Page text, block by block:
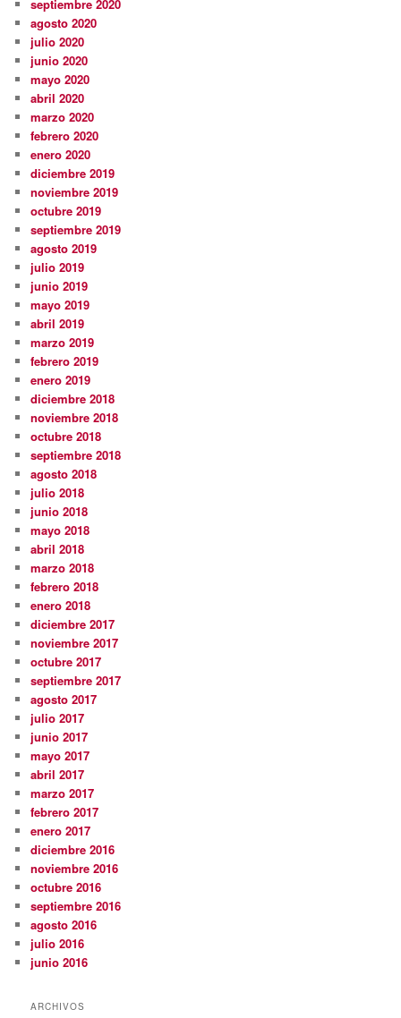
septiembre 2020
agosto 2020
julio 2020
junio 2020
mayo 2020
abril 2020
marzo 2020
febrero 2020
enero 2020
diciembre 2019
noviembre 2019
octubre 2019
septiembre 2019
agosto 2019
julio 2019
junio 2019
mayo 2019
abril 2019
marzo 2019
febrero 2019
enero 2019
diciembre 2018
noviembre 2018
octubre 2018
septiembre 2018
agosto 2018
julio 2018
junio 2018
mayo 2018
abril 2018
marzo 2018
febrero 2018
enero 2018
diciembre 2017
noviembre 2017
octubre 2017
septiembre 2017
agosto 2017
julio 2017
junio 2017
mayo 2017
abril 2017
marzo 2017
febrero 2017
enero 2017
diciembre 2016
noviembre 2016
octubre 2016
septiembre 2016
agosto 2016
julio 2016
junio 2016
ARCHIVOS